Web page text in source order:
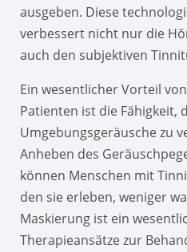
ausgeben. Diese
verbessert nicht nur die
auch den subjektiven
Ein wesentlicher Vorteil
Patienten ist die Fähigkeit,
Umgebungsgeräusche zu
Anheben des
können Menschen mit
den sie erleben, weniger
Maskierung ist ein
Therapieansätze zur